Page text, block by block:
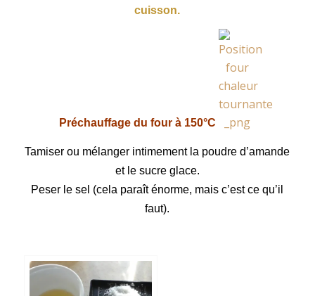
cuisson.
Préchauffage du four à 150°C
Tamiser ou mélanger intimement la poudre d’amande
et le sucre glace.
Peser le sel (cela paraît énorme, mais c’est ce qu’il
faut).